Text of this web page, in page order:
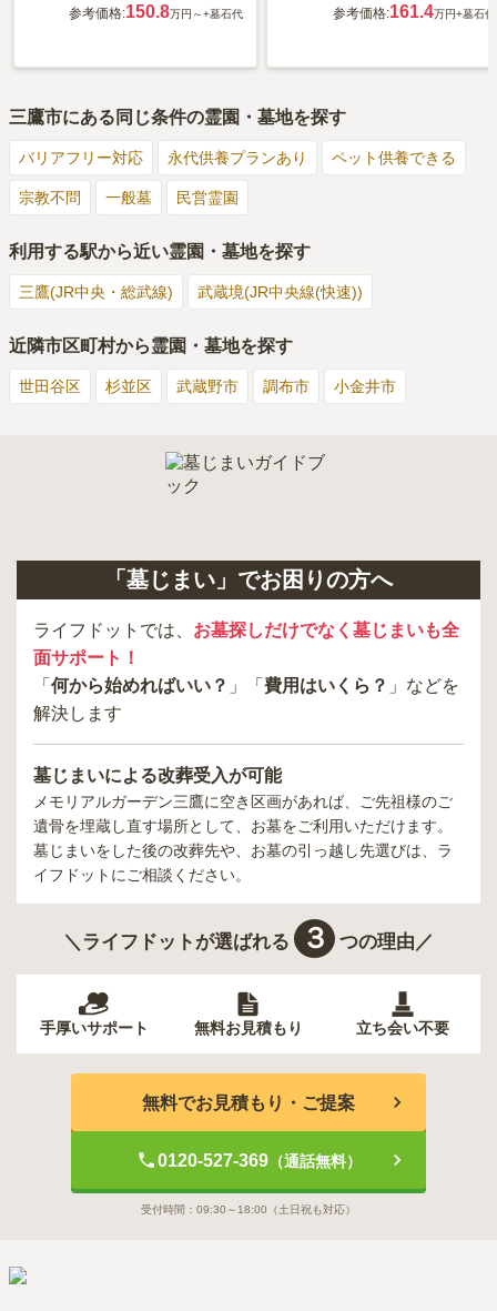
参考価格:150.8万円～+墓石代 参考価格:161.4万円+墓石代
三鷹市にある同じ条件の霊園・墓地を探す
バリアフリー対応 永代供養プランあり ペット供養できる
宗教不問 一般墓 民営霊園
利用する駅から近い霊園・墓地を探す
三鷹(JR中央・総武線) 武蔵境(JR中央線(快速))
近隣市区町村から霊園・墓地を探す
世田谷区 杉並区 武蔵野市 調布市 小金井市
「墓じまい」でお困りの方へ
ライフドットでは、 お墓探しだけでなく墓じまいも全
面サポート！
「 何から始めればいい？ 」「 費用はいくら？ 」などを
解決します
墓じまいによる改葬受入が可能
メモリアルガーデン三鷹に空き区画があれば、ご先祖様のご
遺骨を埋蔵し直す場所として、お墓をご利用いただけます。
墓じまいをした後の改葬先や、お墓の引っ越し先選びは、ラ
イフドットにご相談ください。
＼ライフドットが選ばれる ３ つの理由／
手厚いサポート 無料お見積もり 立ち会い不要
無料でお見積もり・ご提案
0120-527-369（通話無料）
受付時間： 09:30～18:00 （土日祝も対応）